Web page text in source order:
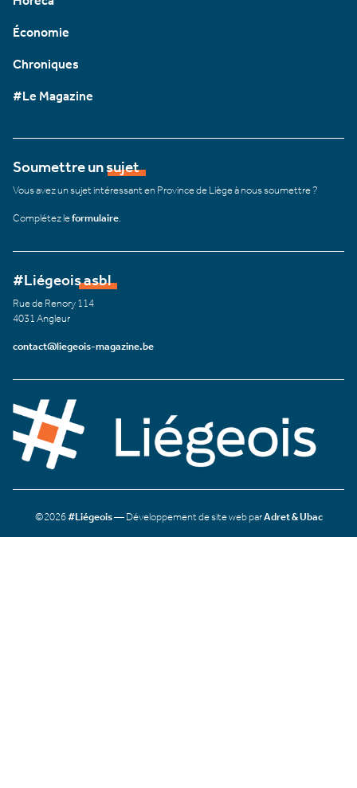
Économie
Chroniques
#Le Magazine
Soumettre un sujet
Vous avez un sujet intéressant en Province de Liège à nous soumettre ?
Complétez leformulaire
#Liégeois asbl
Rue de Renory 114
4031 Angleur
contact@liegeois-magazine.be
©2026#Liégeois— Développement de site web parAdret & Ubac